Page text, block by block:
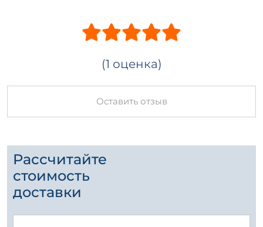
(1 оценка)
Оставить отзыв
Рассчитайте
стоимость
доставки